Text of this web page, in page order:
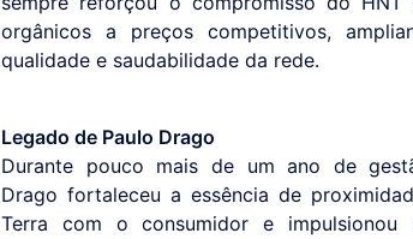
orgânicos a preços competitivos,
qualidade e saudabilidade da rede.
Legado de Paulo Drago
Durante pouco mais de um ano de
Drago fortaleceu a essência de
Terra com o consumidor e impulsionou